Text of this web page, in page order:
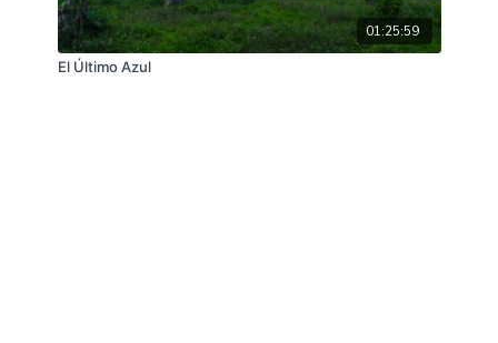
01:25:59
El Último Azul